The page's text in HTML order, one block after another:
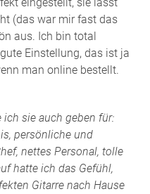
(das war mir fast das
aus. Ich bin total
Einstellung, das ist ja
man online bestellt.
ich sie auch geben für:
persönliche und
nettes Personal, tolle
hatte ich das Gefühl,
Gitarre nach Hause